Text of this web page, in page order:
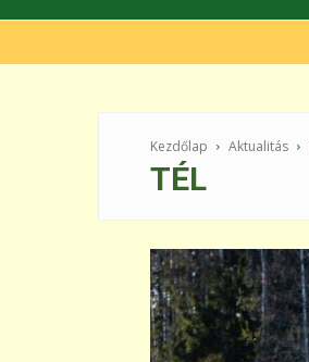
Kezdőlap Aktualitás
TÉL